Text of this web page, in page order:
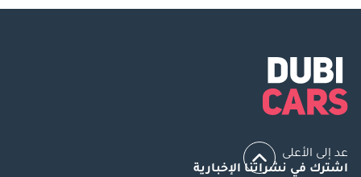
عد إلى الأعلى
اشترك في نشراتنا الإخبارية